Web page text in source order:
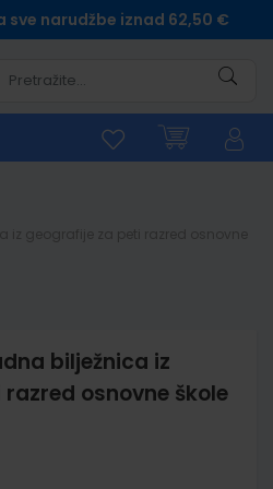
narudžbe iznad 62,50 €
bilježnica iz
osnovne škole